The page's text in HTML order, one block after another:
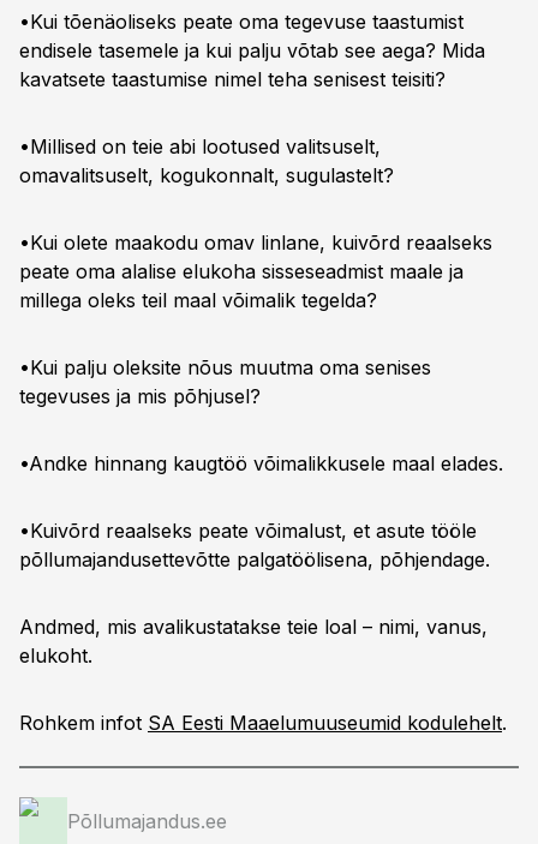
•Kui tõenäoliseks peate oma tegevuse taastumist
endisele tasemele ja kui palju võtab see aega? Mida
kavatsete taastumise nimel teha senisest teisiti?
•Millised on teie abi lootused valitsuselt,
omavalitsuselt, kogukonnalt, sugulastelt?
•Kui olete maakodu omav linlane, kuivõrd reaalseks
peate oma alalise elukoha sisseseadmist maale ja
millega oleks teil maal võimalik tegelda?
•Kui palju oleksite nõus muutma oma senises
tegevuses ja mis põhjusel?
•Andke hinnang kaugtöö võimalikkusele maal elades.
•Kuivõrd reaalseks peate võimalust, et asute tööle
põllumajandusettevõtte palgatöölisena, põhjendage.
Andmed, mis avalikustatakse teie loal – nimi, vanus,
elukoht.
Rohkem infot SA Eesti Maaelumuuseumid kodulehelt.
Põllumajandus.ee